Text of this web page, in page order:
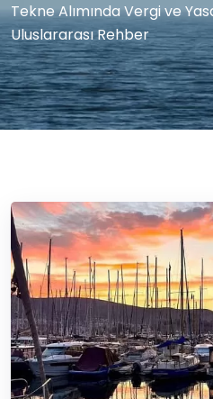
Tekne Alımında Vergi ve
Uluslararası Rehber